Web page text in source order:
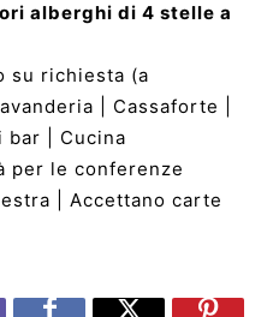
alberghi di 4 stelle a
su richiesta (a
| Cassaforte |
bar | Cucina
per le conferenze
| Accettano carte